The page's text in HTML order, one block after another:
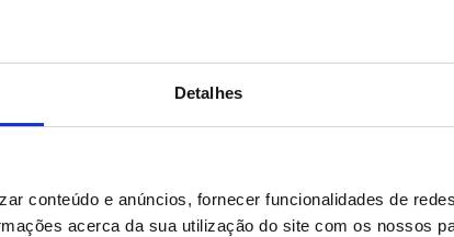
Detalhes
conteúdo e anúncios, fornecer funcionalidades de
acerca da sua utilização do site com os nossos
alerta máximo com
em erupção
Bolsa de Tóquio fecha com
ganhar 3,66%